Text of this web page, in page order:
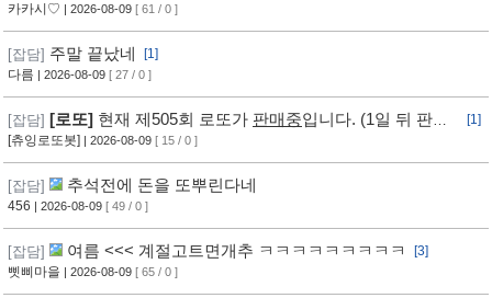
카카시♡ | 2026-08-09 [ 61 / 0 ]
[잡담] 주말 끝났네
[1]
다름 | 2026-08-09 [ 27 / 0 ]
[잡담] [로또] 현재 제505회 로또가 판매중입니다. (1일 뒤 판매
마감, 추첨) ㅡ [바로가기]
[1]
[츄잉로또봇] | 2026-08-09 [ 15 / 0 ]
[잡담] 추석전에 돈을 또뿌린다네
456 | 2026-08-09 [ 49 / 0 ]
[잡담] 여름 <<< 계절고트면개추 ㅋㅋㅋㅋㅋㅋㅋㅋㅋ
[3]
삣삐마을 | 2026-08-09 [ 65 / 0 ]